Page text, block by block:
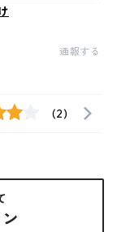
通報する
(2)